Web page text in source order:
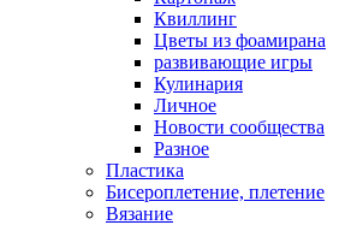
Квиллинг
Цветы из фоамирана
развивающие игры
Кулинария
Личное
Новости сообщества
Разное
Пластика
Бисероплетение, плетение
Вязание